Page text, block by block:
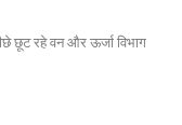
छूट रहे वन और ऊर्जा विभाग